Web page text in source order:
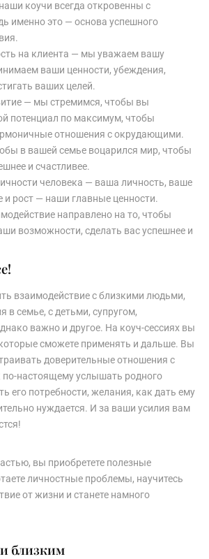
коучи всегда откровенны с
именно это — основа успешного
на клиента — мы уважаем вашу
ваши ценности, убеждения,
ваших целей.
— мы стремимся, чтобы вы
потенциал по максимум, чтобы
отношения с окрудающими.
в вашей семье воцарился мир, чтобы
и счастливее.
человека — ваша личность, ваше
и рост — наши главные ценности.
направлено на то, чтобы
возможности, сделать вас успешнее и
взаимодействие с близкими людьми,
в семье, с детьми, супругом,
важно и другое. На коуч-сессиях вы
сможете применять и дальше. Вы
доверительные отношения с
настоящему услышать родного
его потребности, желания, как дать ему
нуждается. И за ваши усилия вам
вы приобретете полезные
личностные проблемы, научитесь
от жизни и станете намного
близким